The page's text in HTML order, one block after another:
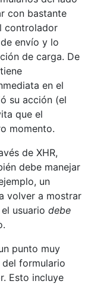
con bastante
controlador
envío y lo
de carga. De
en el
su acción (el
que el
momento.
de XHR,
debe manejar
un
volver a mostrar
usuario debe
punto muy
formulario
Esto incluye